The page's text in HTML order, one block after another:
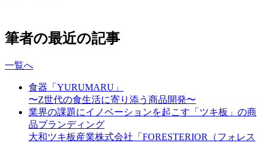
筆者の最近の記事
一覧へ
食器「YURUMARU」
〜Z世代の食生活に寄り添う商品開発〜
業界の課題にイノベーションを起こす「ツキ板」の商
品ブランディング
大和ツキ板産業株式会社「FORESTERIOR（フォレス